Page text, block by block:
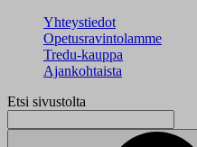
Yhteystiedot
Opetusravintolamme
Tredu-kauppa
Ajankohtaista
Etsi sivustolta